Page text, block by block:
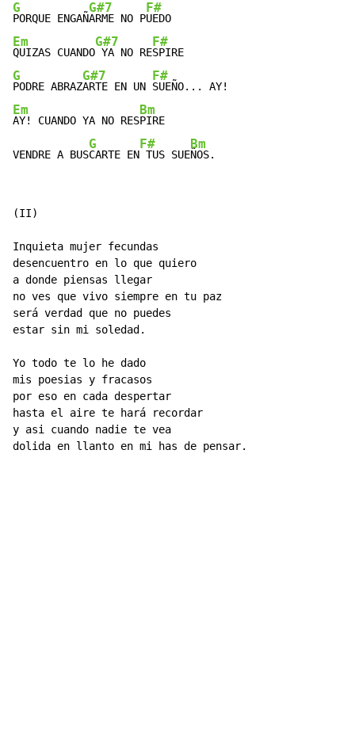
G
PORQUE ENGAÑ
G#7
ARME NO P
F#
Em
QUIZAS CUANDO
G#7
YA NO RE
F#
G
PODRE ABRAZ
G#7
ARTE EN UN
F#
Em
AY! CUANDO YA NO RES
Bm
PIRE
VENDRE A BUS
G
CARTE EN
F#
TUS SUE
Bm
ÑOS.
(II)
Inquieta mujer fecundas
desencuentro en lo que quiero
a donde piensas llegar
no ves que vivo siempre en tu paz
será verdad que no puedes
estar sin mi soledad.
Yo todo te lo he dado
mis poesias y fracasos
por eso en cada despertar
hasta el aire te hará recordar
y asi cuando nadie te vea
dolida en llanto en mi has de pensar.